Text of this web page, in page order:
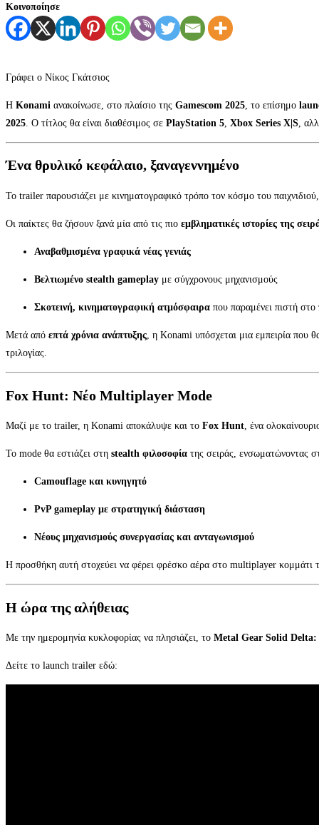
Κοινοποίησε
Γράφει ο Νίκος Γκάτσιος
Η Konami ανακοίνωσε, στο πλαίσιο της Gamescom 2025 , το επίσημο
2025 . Ο τίτλος θα είναι διαθέσιμος σε PlayStation 5 Xbox Series X|S ,
Ένα θρυλικό κεφάλαιο, ξαναγεννημένο
Το trailer παρουσιάζει με κινηματογραφικό τρόπο τον κόσμο του
Οι παίκτες θα ζήσουν ξανά μία από τις πιο εμβληματικές ιστορίες της
Αναβαθμισμένα γραφικά νέας γενιάς
Βελτιωμένο stealth gameplay με σύγχρονους μηχανισμούς
Σκοτεινή, κινηματογραφική ατμόσφαιρα που παραμένει πιστή
Μετά από επτά χρόνια ανάπτυξης, η Konami υπόσχεται μια εμπειρία που
τριλογίας.
Fox Hunt: Νέο Multiplayer Mode
Μαζί με το trailer, η Konami αποκάλυψε και το Fox Hunt, ένα
Το mode θα εστιάζει στη stealth φιλοσοφία της σειράς, ενσωματώνοντας
Camouflage και κυνηγητό
PvP gameplay με στρατηγική διάσταση
Νέους μηχανισμούς συνεργασίας και ανταγωνισμού
Η προσθήκη αυτή στοχεύει να φέρει φρέσκο αέρα στο multiplayer κομμάτι
Η ώρα της αλήθειας
Με την ημερομηνία κυκλοφορίας να πλησιάζει, το Metal Gear Solid Delta:
Δείτε το launch trailer εδώ: